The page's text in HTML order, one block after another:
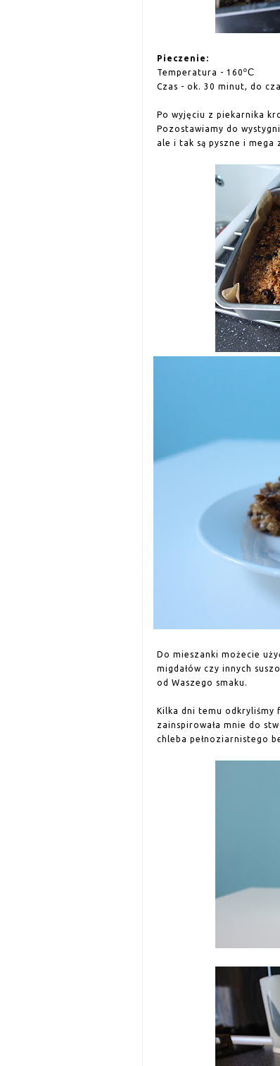
Pieczenie:
Temperatura - 160ºC
Czas - ok. 30 minut, do
Po wyjęciu z piekarnika
Pozostawiamy do
ale i tak są pyszne i mega
Do mieszanki możecie
migdałów czy innych
od Waszego smaku.
Kilka dni temu odkryliśmy
zainspirowała mnie do
chleba pełnoziarnistego